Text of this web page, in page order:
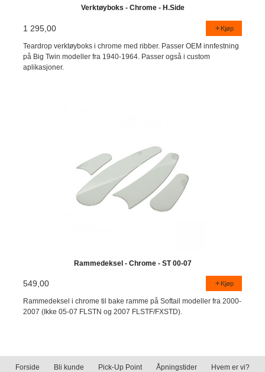
Verktøyboks - Chrome - H.Side
1 295,00 Kjøp
Teardrop verktøyboks i chrome med ribber. Passer OEM innfestning
på Big Twin modeller fra 1940-1964. Passer også i custom
aplikasjoner.
Rammedeksel - Chrome - ST 00-07
549,00 Kjøp
Rammedeksel i chrome til bake ramme på Softail modeller fra 2000-
2007 (Ikke 05-07 FLSTN og 2007 FLSTF/FXSTD).
Forside Bli kunde Pick-Up Point Åpningstider Hvem er vi?